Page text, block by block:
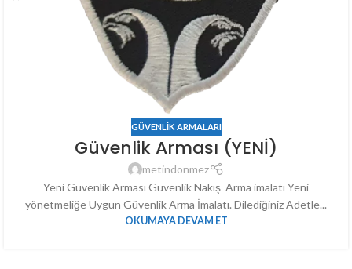
GÜVENLIK ARMALARI
Güvenlik Arması (YENİ)
metindonmez
Yeni Güvenlik Arması Güvenlik Nakış Arma imalatı Yeni
yönetmeliğe Uygun Güvenlik Arma İmalatı. Dilediğiniz Adetle...
OKUMAYA DEVAM ET